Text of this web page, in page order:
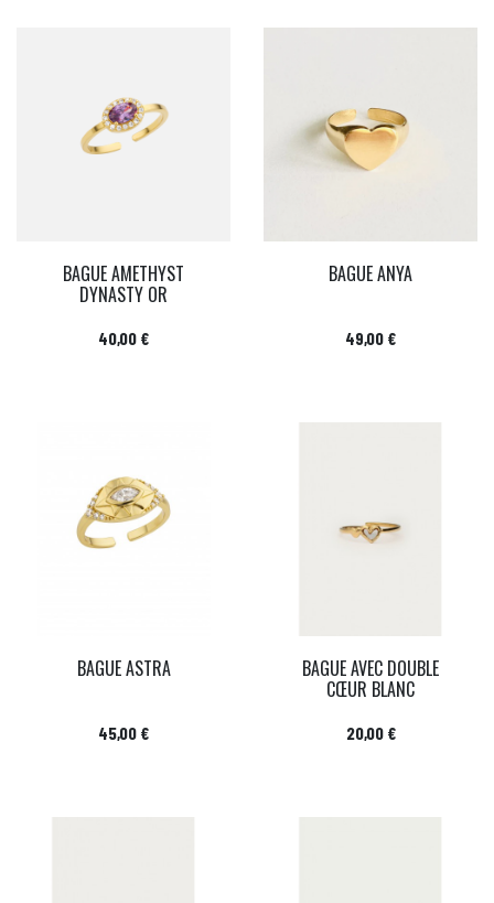
BAGUE AMETHYST
DYNASTY OR
Prix
40,00 €
BAGUE ANYA
Prix
49,00 €
BAGUE ASTRA
Prix
45,00 €
BAGUE AVEC DOUBLE
CŒUR BLANC
Prix
20,00 €